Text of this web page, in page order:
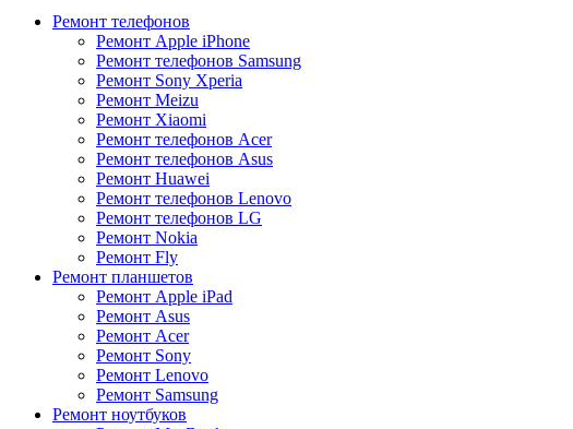
Ремонт телефонов
Ремонт Apple iPhone
Ремонт телефонов Samsung
Ремонт Sony Xperia
Ремонт Meizu
Ремонт Xiaomi
Ремонт телефонов Acer
Ремонт телефонов Asus
Ремонт Huawei
Ремонт телефонов Lenovo
Ремонт телефонов LG
Ремонт Nokia
Ремонт Fly
Ремонт планшетов
Ремонт Apple iPad
Ремонт Asus
Ремонт Acer
Ремонт Sony
Ремонт Lenovo
Ремонт Samsung
Ремонт ноутбуков